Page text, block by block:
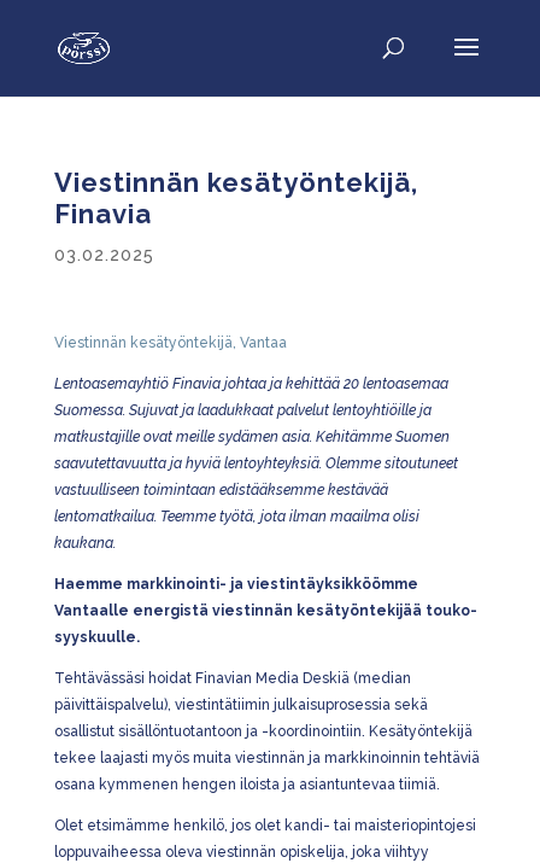
Viestinnän kesätyöntekijä,
Finavia
03.02.2025
Viestinnän kesätyöntekijä, Vantaa
Lentoasemayhtiö Finavia johtaa ja kehittää 20 lentoasemaa
Suomessa. Sujuvat ja laadukkaat palvelut lentoyhtiöille ja
matkustajille ovat meille sydämen asia. Kehitämme Suomen
saavutettavuutta ja hyviä lentoyhteyksiä. Olemme sitoutuneet
vastuulliseen toimintaan edistääksemme kestävää
lentomatkailua. Teemme työtä, jota ilman maailma olisi
kaukana.
Haemme markkinointi- ja viestintäyksikköömme
Vantaalle energistä viestinnän kesätyöntekijää touko-
syyskuulle.
Tehtävässäsi hoidat Finavian Media Deskiä (median
päivittäispalvelu), viestintätiimin julkaisuprosessia sekä
osallistut sisällöntuotantoon ja -koordinointiin. Kesätyöntekijä
tekee laajasti myös muita viestinnän ja markkinoinnin tehtäviä
osana kymmenen hengen iloista ja asiantuntevaa tiimiä.
Olet etsimämme henkilö, jos olet kandi- tai maisteriopintojesi
loppuvaiheessa oleva viestinnän opiskelija, joka viihtyy